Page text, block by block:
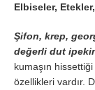
Elbiseler,
Şifon, krep,
değerli dut
kumaşın
özellikleri vardır.